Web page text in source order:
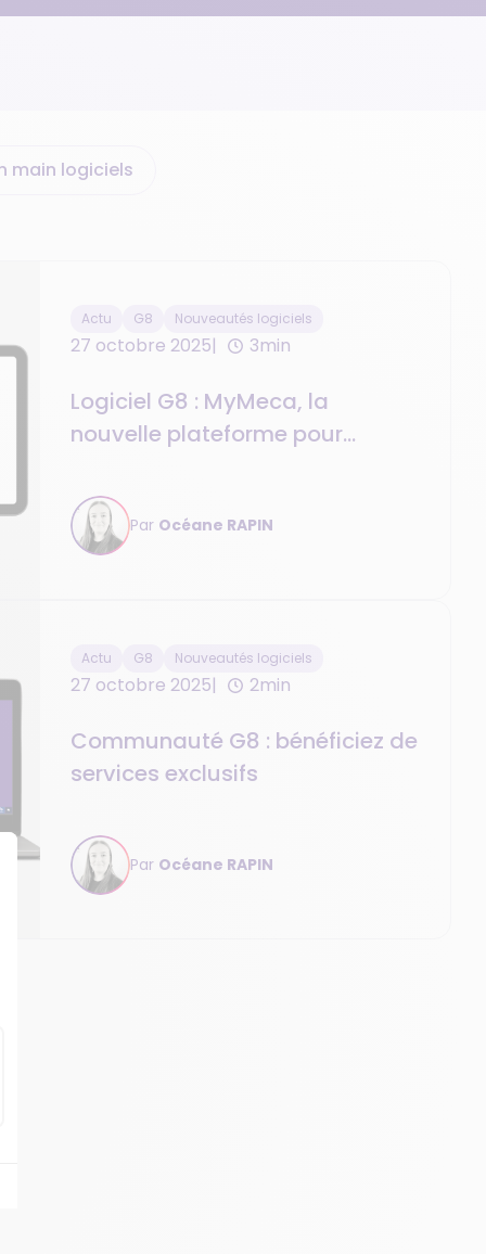
main logiciels
Actu G8 Nouveautés logiciels
27 octobre 2025 3min
Logiciel G8 : MyMeca, la
nouvelle plateforme pour
gestion atelier
Par Océane RAPIN
Actu G8 Nouveautés logiciels
27 octobre 2025 2min
Communauté G8 : bénéficiez de
services exclusifs
Par Océane RAPIN